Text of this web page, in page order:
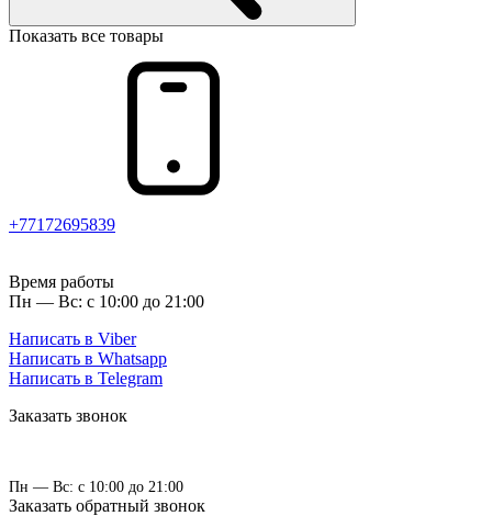
Показать все товары
+77172695839
Время работы
Пн — Вс: с 10:00 до 21:00
Написать в Viber
Написать в Whatsapp
Написать в Telegram
Заказать звонок
Пн — Вс: с 10:00 до 21:00
Заказать обратный звонок